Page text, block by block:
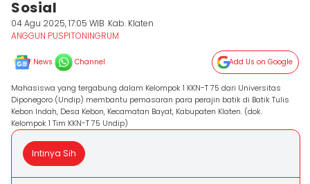
Sosial
04 Agu 2025, 17:05 WIB Kab. Klaten
ANGGUN PUSPITONINGRUM
News Channel Add Us on Google
Mahasiswa yang tergabung dalam Kelompok 1 KKN-T 75 dari Universitas
Diponegoro (Undip) membantu pemasaran para perajin batik di Batik Tulis
Kebon Indah, Desa Kebon, Kecamatan Bayat, Kabupaten Klaten. (dok.
Kelompok 1 Tim KKN-T 75 Undip)
Intinya Sih